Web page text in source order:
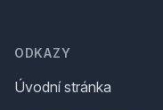
ODKAZY
Úvodní stránka